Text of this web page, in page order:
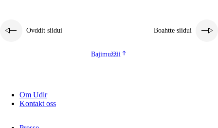
Ovddit siidui Boahtte siidui
Bajimužžii
Om Udir
Kontakt oss